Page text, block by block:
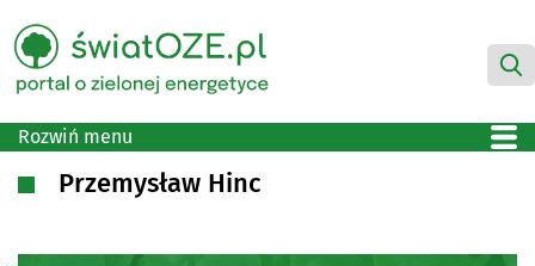
Rozwiń menu
Przemysław Hinc